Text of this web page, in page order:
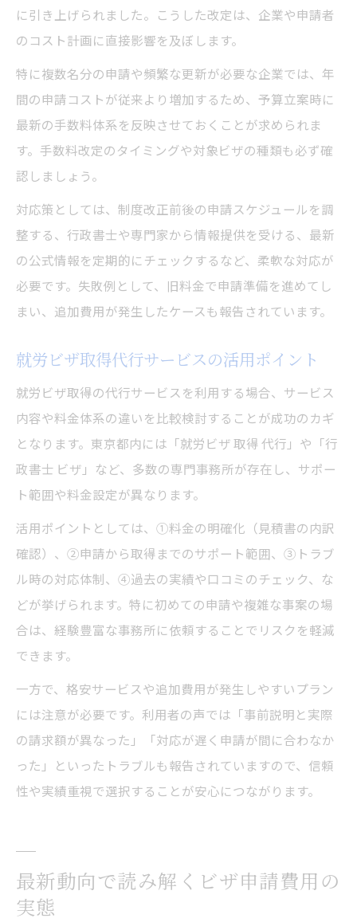
に引き上げられました。こうした改定は、企業や申請者
のコスト計画に直接影響を及ぼします。
特に複数名分の申請や頻繁な更新が必要な企業では、年
間の申請コストが従来より増加するため、予算立案時に
最新の手数料体系を反映させておくことが求められま
す。手数料改定のタイミングや対象ビザの種類も必ず確
認しましょう。
対応策としては、制度改正前後の申請スケジュールを調
整する、行政書士や専門家から情報提供を受ける、最新
の公式情報を定期的にチェックするなど、柔軟な対応が
必要です。失敗例として、旧料金で申請準備を進めてし
まい、追加費用が発生したケースも報告されています。
就労ビザ取得代行サービスの活用ポイント
就労ビザ取得の代行サービスを利用する場合、サービス
内容や料金体系の違いを比較検討することが成功のカギ
となります。東京都内には「就労ビザ 取得 代行」や「行
政書士 ビザ」など、多数の専門事務所が存在し、サポー
ト範囲や料金設定が異なります。
活用ポイントとしては、①料金の明確化（見積書の内訳
確認）、②申請から取得までのサポート範囲、③トラブ
ル時の対応体制、④過去の実績や口コミのチェック、な
どが挙げられます。特に初めての申請や複雑な事案の場
合は、経験豊富な事務所に依頼することでリスクを軽減
できます。
一方で、格安サービスや追加費用が発生しやすいプラン
には注意が必要です。利用者の声では「事前説明と実際
の請求額が異なった」「対応が遅く申請が間に合わなか
った」といったトラブルも報告されていますので、信頼
性や実績重視で選択することが安心につながります。
最新動向で読み解くビザ申請費用の
実態